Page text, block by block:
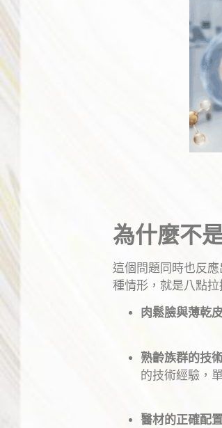
為什麼不
這個問題同時也反
種情形，就是八點拉
肉鬆臉與薄乾
熟齡族群的技
的技術經驗，
醫材的正確配